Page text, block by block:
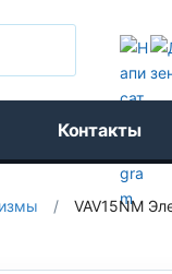
Контакты
/
VAV15NM